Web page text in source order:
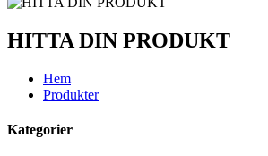
HITTA DIN PRODUKT
Hem
Produkter
Kategorier